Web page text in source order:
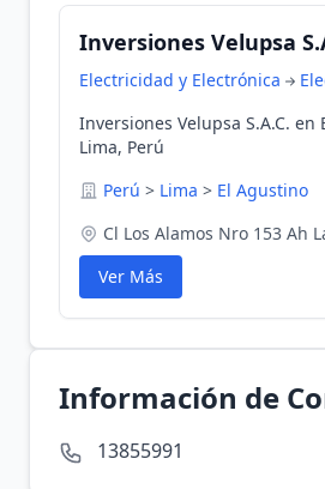
Inversiones Velupsa
Electricidad y Electrónica
Inversiones Velupsa S.A.C. en
Lima, Perú
Perú > Lima > El Agustino
Cl Los Alamos Nro 153 Ah
Ver Más
Información de
13855991